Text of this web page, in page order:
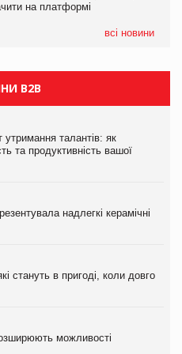
на платформі
всі новини
мережу магазинів
B2B
утримання талантів: як
та продуктивність вашої
надлегкі керамічні
стануть в пригоді, коли довго
можливості